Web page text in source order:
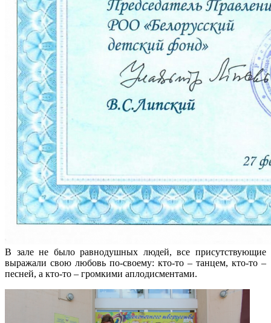
В зале не было равнодушных людей, все присутствующие
выражали свою любовь по-своему: кто-то – танцем, кто-то –
песней, а кто-то – громкими аплодисментами.